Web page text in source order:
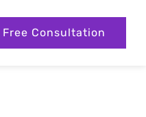
Free Consultation